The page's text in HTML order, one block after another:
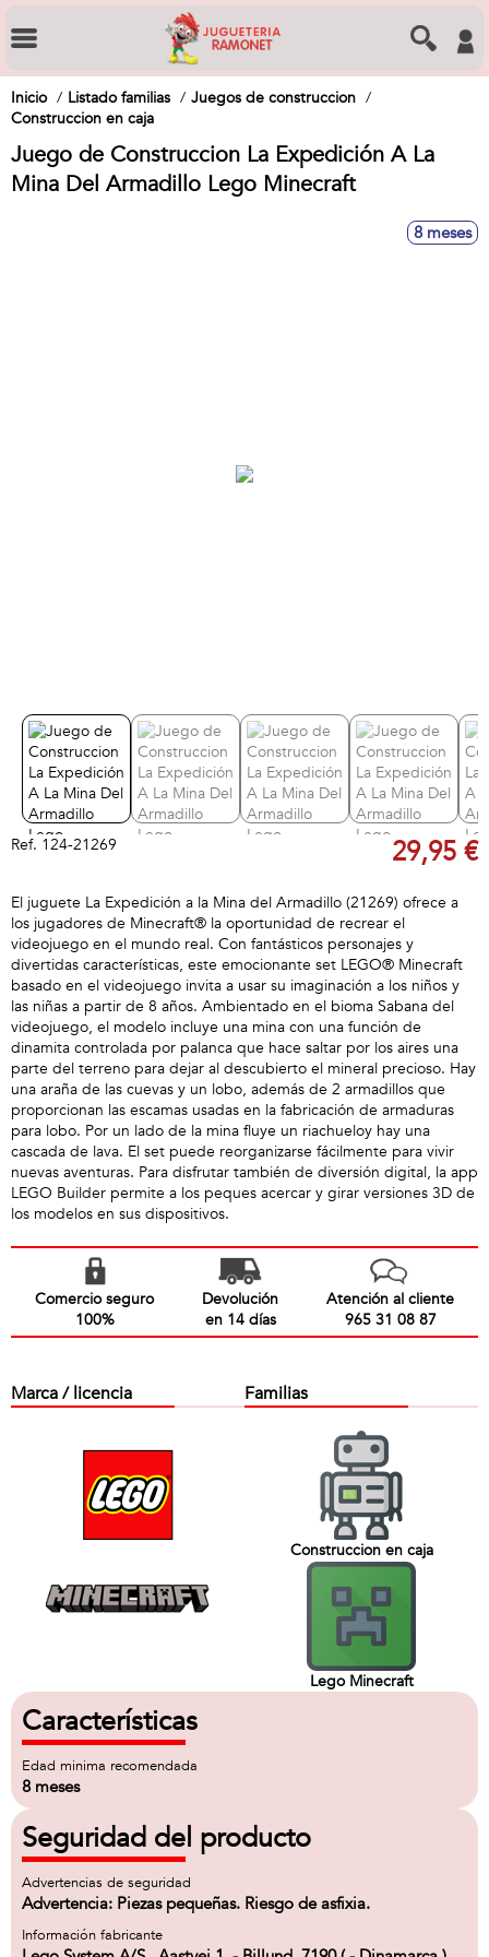
Inicio Listado familias
Juegos de construccion
Construccion en caja
Juego de Construccion La Expedición A La
Mina Del Armadillo Lego Minecraft
8 meses
Ref. 124-21269 29,95 €
El juguete La Expedición a la Mina del Armadillo (21269) ofrece a
los jugadores de Minecraft® la oportunidad de recrear el
videojuego en el mundo real. Con fantásticos personajes y
divertidas características, este emocionante set LEGO® Minecraft
basado en el videojuego invita a usar su imaginación a los niños y
las niñas a partir de 8 años. Ambientado en el bioma Sabana del
videojuego, el modelo incluye una mina con una función de
dinamita controlada por palanca que hace saltar por los aires una
parte del terreno para dejar al descubierto el mineral precioso. Hay
una araña de las cuevas y un lobo, además de 2 armadillos que
proporcionan las escamas usadas en la fabricación de armaduras
para lobo. Por un lado de la mina fluye un riachueloy hay una
cascada de lava. El set puede reorganizarse fácilmente para vivir
nuevas aventuras. Para disfrutar también de diversión digital, la app
LEGO Builder permite a los peques acercar y girar versiones 3D de
los modelos en sus dispositivos.
Comercio seguro
100%
Devolución
en 14 días
Atención al cliente
965 31 08 87
Marca / licencia Familias
Construccion en caja
Lego Minecraft
Características
Edad minima recomendada
8 meses
Seguridad del producto
Advertencias de seguridad
Advertencia: Piezas pequeñas. Riesgo de asfixia.
Información fabricante